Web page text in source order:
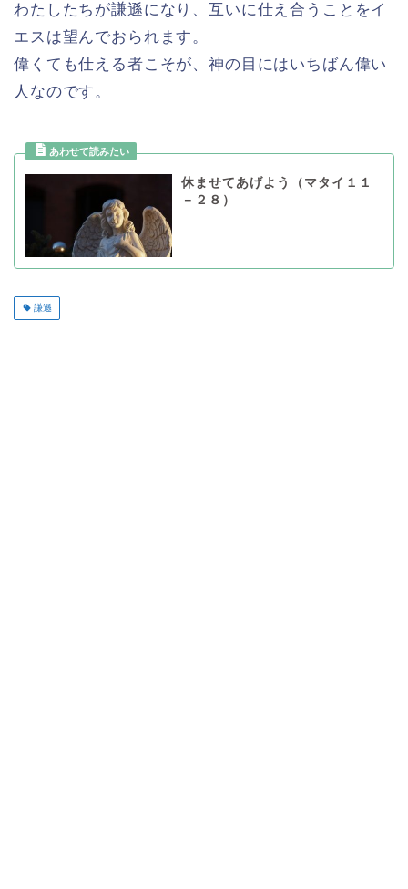
わたしたちが謙遜になり、互いに仕え合うことをイ
エスは望んでおられます。
偉くても仕える者こそが、神の目にはいちばん偉い
人なのです。
休ませてあげよう（マタイ１１
－２８）
謙遜